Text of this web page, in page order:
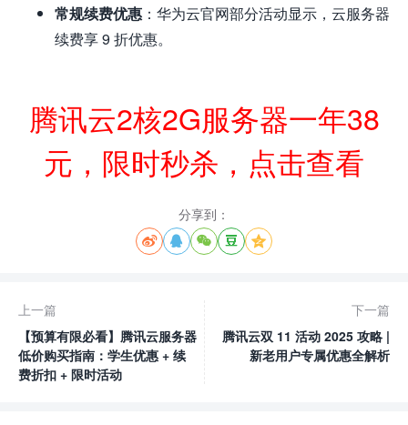
常规续费优惠 ：华为云官网部分活动显示，云服务器
续费享 9 折优惠。
腾讯云2核2G服务器一年38
元，限时秒杀，点击查看
分享到：
    
上一篇
【预算有限必看】腾讯云服务器
低价购买指南：学生优惠 + 续
费折扣 + 限时活动
下一篇
腾讯云双 11 活动 2025 攻略 |
新老用户专属优惠全解析